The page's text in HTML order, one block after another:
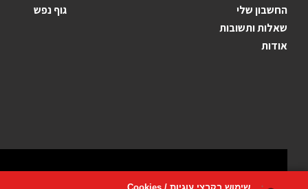
החשבון שלי
שאלות ותשובות
אודות
גוף נפש